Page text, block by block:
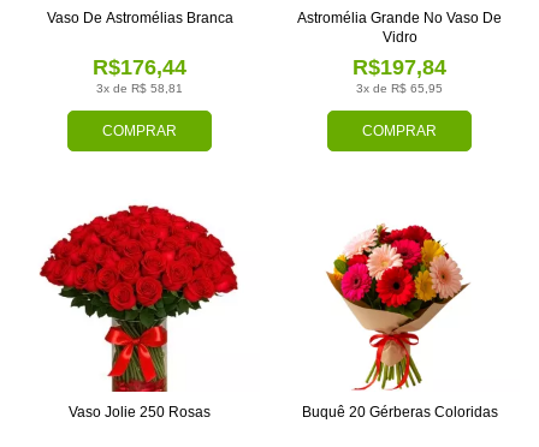
COMPRAR
3x de R$ 58,81
R$176,44
Vaso De Astromélias Branca
COMPRAR
3x de R$ 65,95
R$197,84
Astromélia Grande No Vaso De
Vidro
Vaso Jolie 250 Rosas Buquê 20 Gérberas Coloridas